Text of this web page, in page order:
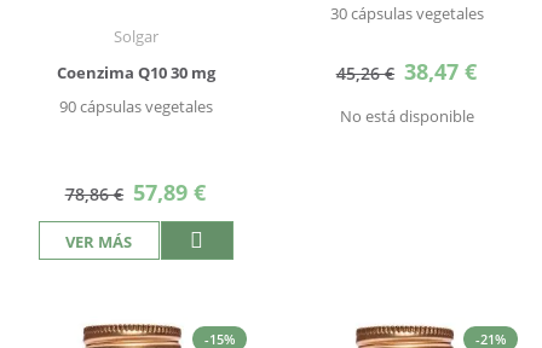
Solgar
Coenzima Q10 30 mg
90 cápsulas vegetales
78,86 € Precio
especial
57,89 €
VER MÁS
30 cápsulas vegetales
45,26 € Precio
especial
38,47 €
No está disponible
-15% -21%